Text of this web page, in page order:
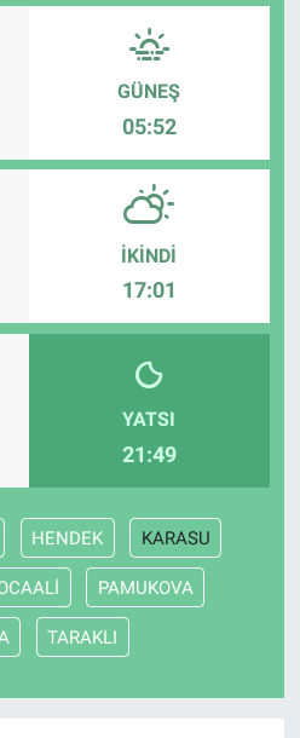
GÜNEŞ
05:52
İKINDI
17:01
YATSI
21:49
HENDEK KARASU
PAMUKOVA
TARAKLI